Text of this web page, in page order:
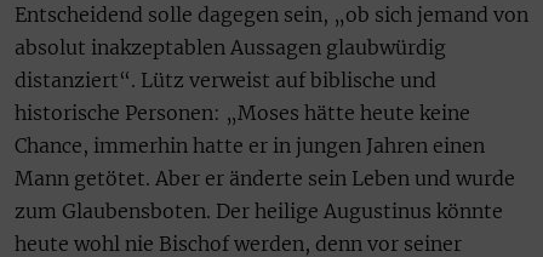
Entscheidend solle dagegen sein, „ob sich jemand von
absolut inakzeptablen Aussagen glaubwürdig
distanziert“. Lütz verweist auf biblische und
historische Personen: „Moses hätte heute keine
Chance, immerhin hatte er in jungen Jahren einen
Mann getötet. Aber er änderte sein Leben und wurde
zum Glaubensboten. Der heilige Augustinus könnte
heute wohl nie Bischof werden, denn vor seiner